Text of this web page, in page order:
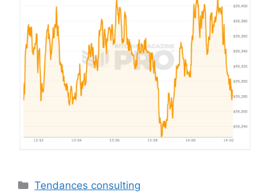
Catégories
Tendances consulting